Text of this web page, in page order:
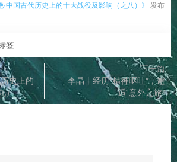
·中国古代历史上的十大战役及影响（之八）》
发布
签
史上的
）
下一篇
李晶丨经历“精神呕吐”，邂
逅“意外之旅”